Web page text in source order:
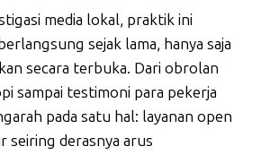
media lokal, praktik ini
sejak lama, hanya saja
secara terbuka. Dari obrolan
sampai testimoni para pekerja
pada satu hal: layanan open
seiring derasnya arus